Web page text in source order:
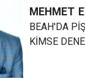
MEHMET
BEAH'DA
KİMSE